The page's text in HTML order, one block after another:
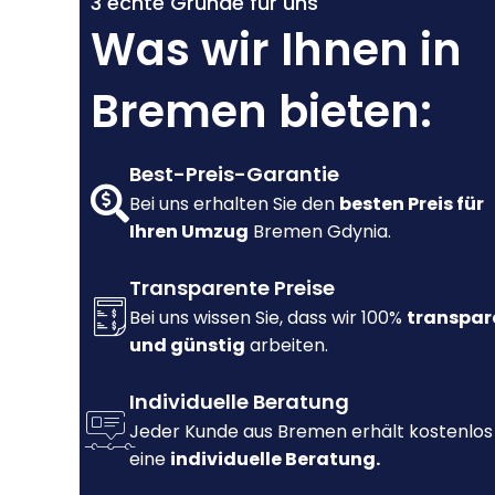
Was wir Ihnen in
Bremen bieten:
Best-Preis-Garantie
Bei uns erhalten Sie den besten Preis für
Ihren Umzug Bremen Gdynia.
Transparente Preise
Bei uns wissen Sie, dass wir 100%
und günstig arbeiten.
Individuelle Beratung
Jeder Kunde aus Bremen erhält kostenlos
eine individuelle Beratung.